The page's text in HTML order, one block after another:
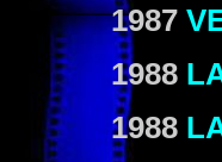
1987
1988
1988